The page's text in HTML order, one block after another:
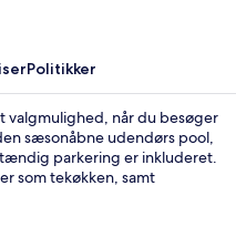
Politikker
valgmulighed, når du besøger
sæsonåbne udendørs pool,
parkering er inkluderet.
som tekøkken, samt